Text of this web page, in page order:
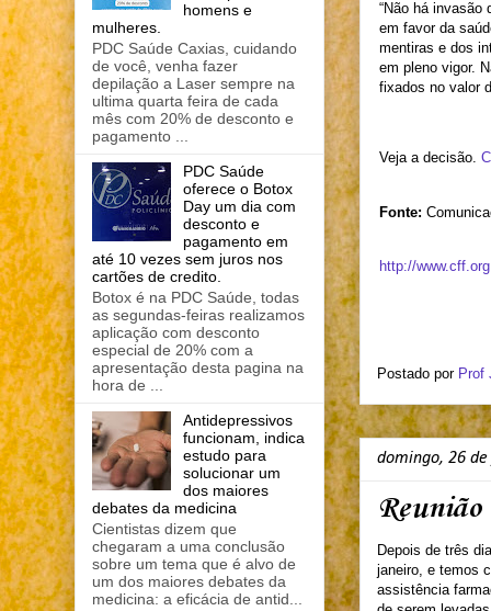
“Não há
em favor da
mentiras e dos
em pleno vigor.
fixados no valor
Veja a decisão.
Fonte:
http://
Postado por Prof
domingo, 26
Depois de três
janeiro, e temos
assistência
homens e
mulheres.
PDC Saúde Caxias, cuidando
de você, venha fazer
depilação a Laser sempre na
ultima quarta feira de cada
mês com 20% de desconto e
pagamento ...
PDC Saúde
oferece o Botox
Day um dia com
desconto e
pagamento em
até 10 vezes sem juros nos
cartões de credito.
Botox é na PDC Saúde, todas
as segundas-feiras realizamos
aplicação com desconto
especial de 20% com a
apresentação desta pagina na
hora de ...
Antidepressivos
funcionam, indica
estudo para
solucionar um
dos maiores
debates da medicina
Cientistas dizem que
chegaram a uma conclusão
sobre um tema que é alvo de
um dos maiores debates da
medicina: a eficácia de antid...